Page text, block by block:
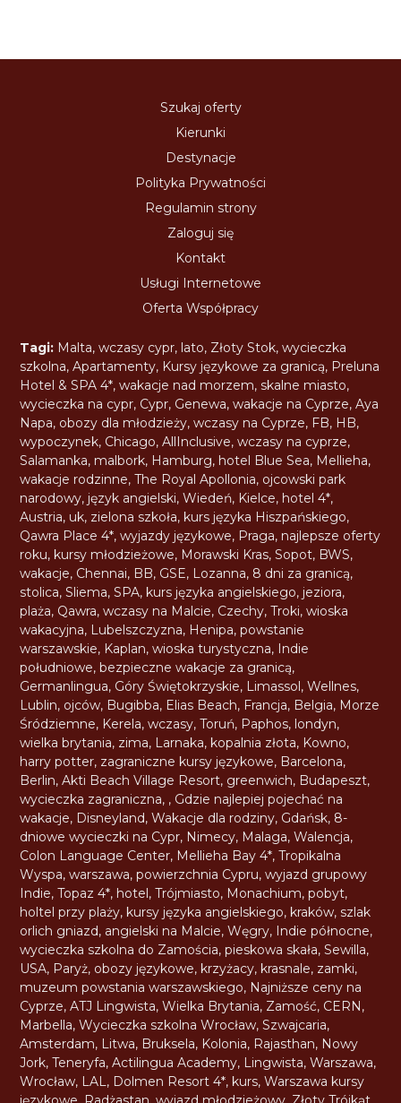
Szukaj oferty
Kierunki
Destynacje
Polityka Prywatności
Regulamin strony
Zaloguj się
Kontakt
Usługi Internetowe
Oferta Współpracy
Tagi: Malta,wczasy cypr, lato, Złoty Stok,wycieczka
szkolna,Apartamenty, Kursy językowe za granicą, Preluna
Hotel & SPA 4*,wakacje nad morzem,skalne miasto,
wycieczka na cypr, Cypr, Genewa,wakacje na Cyprze,Aya
Napa, obozy dla młodzieży,wczasy na Cyprze, FB, HB,
wypoczynek, Chicago,AllInclusive,wczasy na cyprze,
Salamanka, malbork, Hamburg, hotel Blue Sea, Mellieha,
wakacje rodzinne,The Royal Apollonia, ojcowski park
narodowy, język angielski,Wiedeń, Kielce, hotel 4*,
Austria, uk, zielona szkoła, kurs języka Hiszpańskiego,
Qawra Place 4*,wyjazdy językowe, Praga, najlepsze oferty
roku, kursy młodzieżowe, Morawski Kras,Sopot, BWS,
wakacje, Chennai, BB, GSE, Lozanna, 8 dni za granicą,
stolica,Sliema,SPA, kurs języka angielskiego, jeziora,
plaża, Qawra,wczasy na Malcie, Czechy,Troki,wioska
wakacyjna, Lubelszczyzna, Henipa,powstanie
warszawskie, Kaplan,wioska turystyczna, Indie
południowe,bezpieczne wakacje za granicą,
Germanlingua, Góry Świętokrzyskie, Limassol,Wellnes,
Lublin, ojców, Bugibba, Elias Beach, Francja, Belgia, Morze
Śródziemne, Kerela,wczasy,Toruń, Paphos, londyn,
wielka brytania, zima, Larnaka, kopalnia złota, Kowno,
harry potter, zagraniczne kursy językowe, Barcelona,
Berlin,Akti Beach Village Resort, greenwich, Budapeszt,
wycieczka zagraniczna, , Gdzie najlepiej pojechać na
wakacje, Disneyland,Wakacje dla rodziny, Gdańsk, 8-
dniowe wycieczki na Cypr, Nimecy, Malaga,Walencja,
Colon Language Center, Mellieha Bay 4*,Tropikalna
Wyspa,warszawa,powierzchnia Cypru,wyjazd grupowy
Indie,Topaz 4*, hotel,Trójmiasto, Monachium,pobyt,
holtel przy plaży, kursy języka angielskiego, kraków,szlak
orlich gniazd, angielski na Malcie,Węgry, Indie północne,
wycieczka szkolna do Zamościa,pieskowa skała,Sewilla,
USA, Paryż, obozy językowe, krzyżacy, krasnale, zamki,
muzeum powstania warszawskiego, Najniższe ceny na
Cyprze,ATJ Lingwista,Wielka Brytania, Zamość, CERN,
Marbella,Wycieczka szkolna Wrocław,Szwajcaria,
Amsterdam, Litwa, Bruksela, Kolonia, Rajasthan, Nowy
Jork,Teneryfa,Actilingua Academy, Lingwista,Warszawa,
Wrocław, LAL, Dolmen Resort 4*, kurs,Warszawa kursy